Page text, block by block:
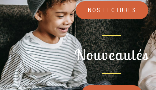
NOS LECTURES
Nouveautés